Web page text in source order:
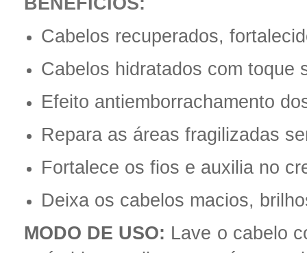
Cabelos recuperados,
Cabelos hidratados com toque
Efeito antiemborrachamento
Repara as áreas fragilizadas
Fortalece os fios e auxilia no
Deixa os cabelos macios,
MODO DE USO: Lave o cabelo